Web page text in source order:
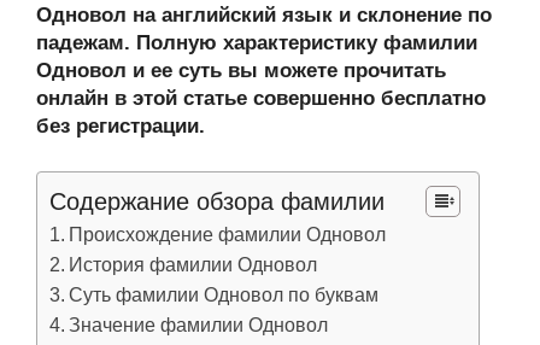
Одновол на английский язык и склонение по
падежам. Полную характеристику фамилии
Одновол и ее суть вы можете прочитать
онлайн в этой статье совершенно бесплатно
без регистрации.
Содержание обзора фамилии
Происхождение фамилии Одновол
История фамилии Одновол
Суть фамилии Одновол по буквам
Значение фамилии Одновол